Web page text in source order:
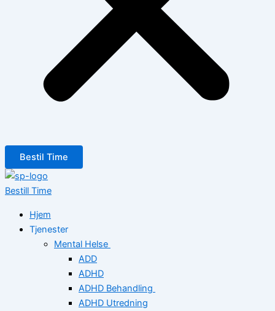
Bestil Time
Bestill Time
Hjem
Tjenester
Mental Helse
ADD
ADHD
ADHD Behandling
ADHD Utredning